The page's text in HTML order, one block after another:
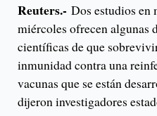
Reuters.- Dos estudios en
miércoles ofrecen algunas
científicas de que
inmunidad contra una
vacunas que se están
dijeron investigadores